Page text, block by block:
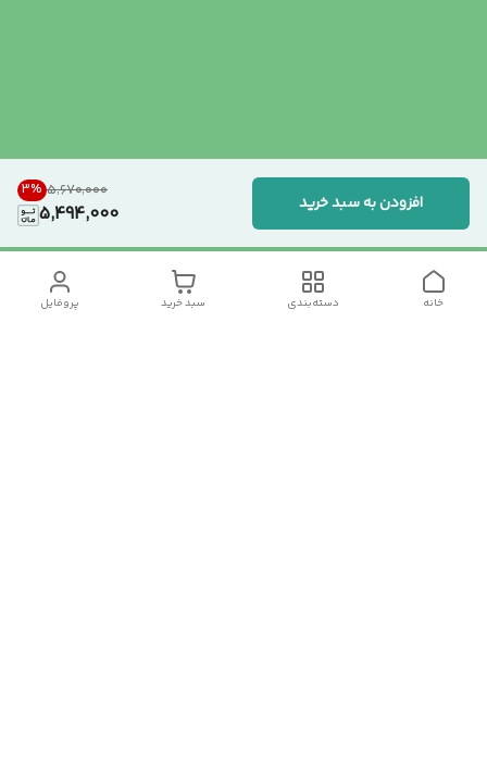
۵٬۶۷۰٬۰۰۰ 3%
5,494,000 افزودن به سبد خرید
پروفایل سبد خرید دسته‌بندی خانه